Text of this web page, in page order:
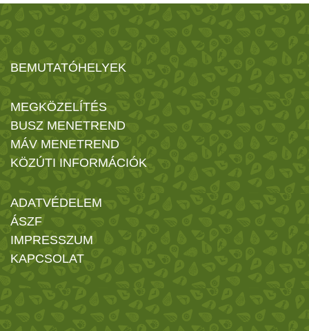
BEMUTATÓHELYEK
MEGKÖZELÍTÉS
BUSZ MENETREND
MÁV MENETREND
KÖZÚTI INFORMÁCIÓK
ADATVÉDELEM
ÁSZF
IMPRESSZUM
KAPCSOLAT